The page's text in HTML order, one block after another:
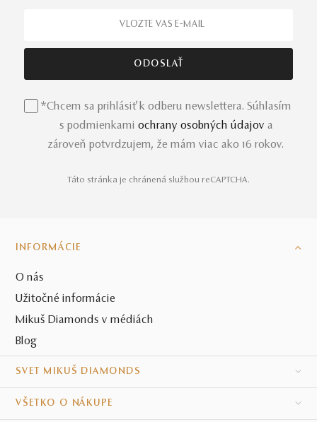
*Chcem sa prihlásiť k odberu newslettera. Súhlasím
s podmienkami ochrany osobných údajov a
zároveň potvrdzujem, že mám viac ako 16 rokov.
Táto stránka je chránená službou reCAPTCHA.
INFORMÁCIE
O nás
Užitočné informácie
Mikuš Diamonds v médiách
Blog
SVET MIKUŠ DIAMONDS
VŠETKO O NÁKUPE